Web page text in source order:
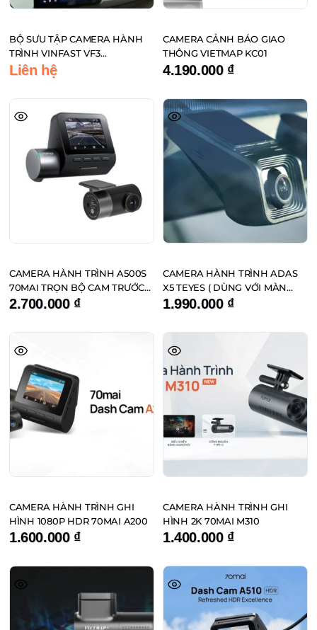
BỘ SƯU TẬP CAMERA HÀNH
TRÌNH VINFAST VF3
MPVSAIGON
Liên hệ
CAMERA CẢNH BÁO GIAO
THÔNG VIETMAP KC01
4.190.000 ₫
CAMERA HÀNH TRÌNH A500S
70MAI TRỌN BỘ CAM TRƯỚC
SAU
2.700.000 ₫
CAMERA HÀNH TRÌNH ADAS
X5 TEYES ( DÙNG VỚI MÀN
HÌNH TEYES )
1.990.000 ₫
CAMERA HÀNH TRÌNH GHI
HÌNH 1080P HDR 70MAI A200
1.600.000 ₫
CAMERA HÀNH TRÌNH GHI
HÌNH 2K 70MAI M310
1.400.000 ₫